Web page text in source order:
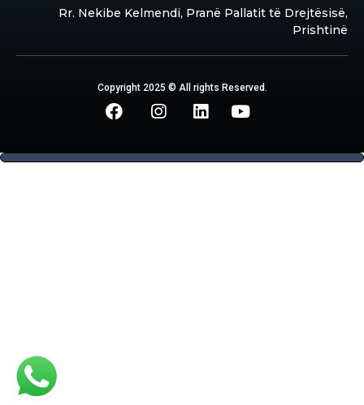
Rr. Nekibe Kelmendi, Pranë Pallatit të Drejtësisë,
Prishtinë
Copyright 2025 © All rights Reserved.